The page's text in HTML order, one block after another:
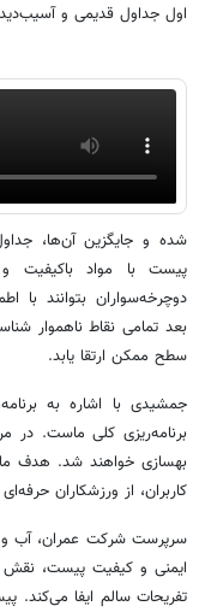
اول جداول قدیمی و
شده و جایگزین آن‌ها،
پیست با مواد باکیفیت
دوچرخه‌سواران بتوانند با
بعد تمامی نقاط ناهموار
سطح ممکن ارتقا یابد.
جمشیدی با اشاره به
برنامه‌ریزی کلی ماست. در
بهسازی خواهند شد. هدف ما
کاربران، از ورزشکاران
سرپرست شرکت عمران، آب و
ایمنی و کیفیت پیست،
تفریحات سالم ایفا می‌کند.